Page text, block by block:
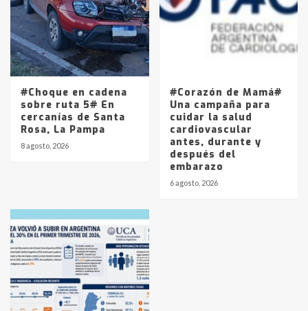
#Choque en cadena
sobre ruta 5# En
cercanías de Santa
Rosa, La Pampa
8 agosto, 2026
#Corazón de Mamá#
Una campaña para
cuidar la salud
cardiovascular
antes, durante y
después del
embarazo
6 agosto, 2026